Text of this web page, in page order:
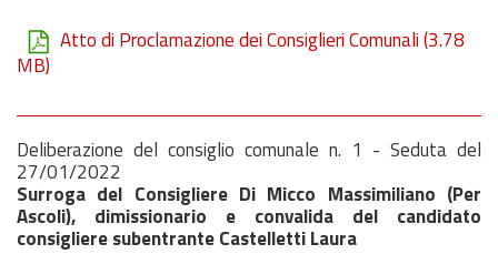
Atto di Proclamazione dei Consiglieri Comunali(3.78
MB)
Deliberazione del consiglio comunale n. 1 - Seduta del
27/01/2022
Surroga del Consigliere Di Micco Massimiliano (Per
Ascoli), dimissionario e convalida del candidato
consigliere subentrante Castelletti Laura